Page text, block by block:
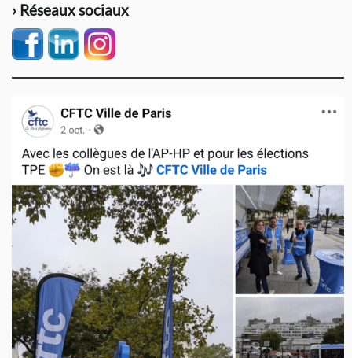
› Réseaux sociaux